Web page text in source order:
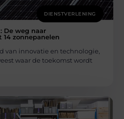
DIENSTVERLENING
De weg naar
zonnepanelen
van innovatie en technologie,
waar de toekomst wordt